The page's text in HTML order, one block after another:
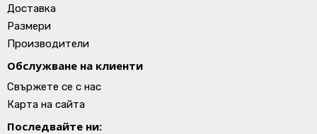
Доставка
Размери
Производители
Обслужване на клиенти
Свържете се с нас
Карта на сайта
Последвайте ни: